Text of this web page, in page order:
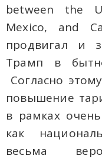
between the
Mexico, and
продвигал и
Трамп в
Согласно
повышение
в рамках
как
весьма